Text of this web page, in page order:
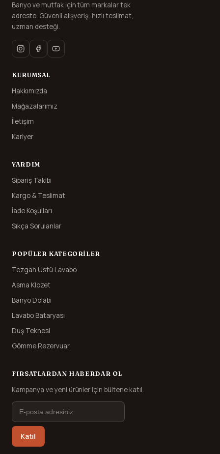
Banyo ve mutfak için tüm markalar tek
adreste. Güvenli alışveriş, hızlı teslimat,
uzman desteği.
KURUMSAL
Hakkımızda
Mağazalarımız
İletişim
Kariyer
YARDIM
Sipariş Takibi
Kargo & Teslimat
İade Koşulları
Sıkça Sorulanlar
POPÜLER KATEGORILER
Tezgah Üstü Lavabo
Asma Klozet
Banyo Dolabı
Lavabo Bataryası
Duş Teknesi
Gömme Rezervuar
FIRSATLARDAN HABERDAR OL
Kampanya ve yeni ürünler için bültene katıl.
Katıl